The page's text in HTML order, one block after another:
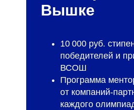
Вышке
10 000 руб.
победителей и
ВСОШ
Программа
от компаний-
каждого